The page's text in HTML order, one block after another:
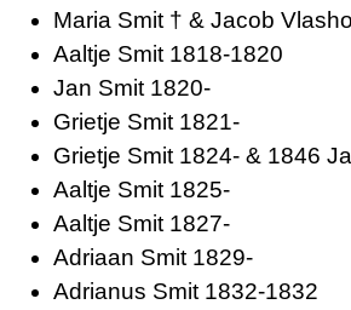
Maria Smit † & Jacob
Aaltje Smit 1818-1820
Jan Smit 1820-
Grietje Smit 1821-
Grietje Smit 1824- & 1846
Aaltje Smit 1825-
Aaltje Smit 1827-
Adriaan Smit 1829-
Adrianus Smit 1832-1832